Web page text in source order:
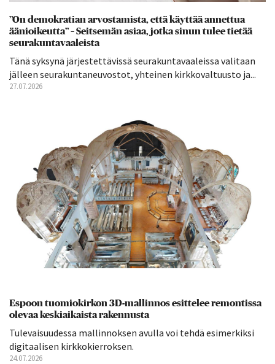
”On demokratian arvostamista, että käyttää annettua
äänioikeutta” – Seitsemän asiaa, jotka sinun tulee tietää
seurakuntavaaleista
Tänä syksynä järjestettävissä seurakuntavaaleissa valitaan
jälleen seurakuntaneuvostot, yhteinen kirkkovaltuusto ja...
27.07.2026
Espoon tuomiokirkon 3D-mallinnos esittelee remontissa
olevaa keskiaikaista rakennusta
Tulevaisuudessa mallinnoksen avulla voi tehdä esimerkiksi
digitaalisen kirkkokierroksen.
24.07.2026